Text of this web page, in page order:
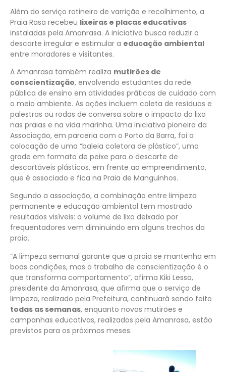
Além do serviço rotineiro de varrição e recolhimento, a
Praia Rasa recebeu lixeiras e placas educativas
instaladas pela Amanrasa. A iniciativa busca reduzir o
descarte irregular e estimular a educação ambiental
entre moradores e visitantes.
A Amanrasa também realiza mutirões de
conscientização, envolvendo estudantes da rede
pública de ensino em atividades práticas de cuidado com
o meio ambiente. As ações incluem coleta de resíduos e
palestras ou rodas de conversa sobre o impacto do lixo
nas praias e na vida marinha. Uma iniciativa pioneira da
Associação, em parceria com o Porto da Barra, foi a
colocação de uma “baleia coletora de plástico”, uma
grade em formato de peixe para o descarte de
descartáveis plásticos, em frente ao empreendimento,
que é associado e fica na Praia de Manguinhos.
Segundo a associação, a combinação entre limpeza
permanente e educação ambiental tem mostrado
resultados visíveis: o volume de lixo deixado por
frequentadores vem diminuindo em alguns trechos da
praia.
“A limpeza semanal garante que a praia se mantenha em
boas condições, mas o trabalho de conscientização é o
que transforma comportamento”, afirma Kiki Lessa,
presidente da Amanrasa, que afirma que o serviço de
limpeza, realizado pela Prefeitura, continuará sendo feito
todas as semanas, enquanto novos mutirões e
campanhas educativas, realizados pela Amanrasa, estão
previstos para os próximos meses.